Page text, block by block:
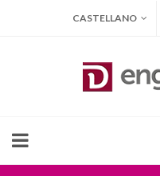
CASTELLANO